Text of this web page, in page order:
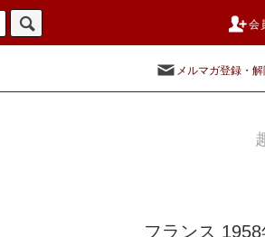
会
メルマガ登録・
フランス